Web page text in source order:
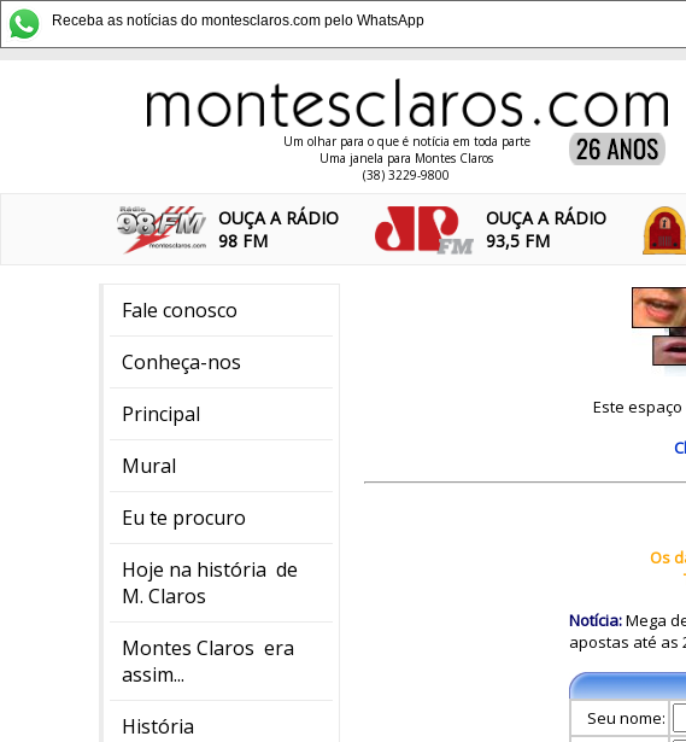
Receba as notícias do montesclaros.com pelo WhatsApp
Um olhar para o que é notícia em toda parte
Uma janela para Montes Claros
(38) 3229-9800
OUÇA A RÁDIO
98 FM
OUÇA A RÁDIO
93,5 FM
Fale conosco
Conheça-nos
Principal
Mural
Eu te procuro
Hoje na história de
M. Claros
Montes Claros era
assim...
História
Este
Os
Notícia:Mega
apostas até as
Seu nome: